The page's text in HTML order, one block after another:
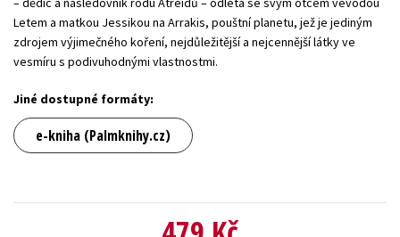
Letem a matkou Jessikou na Arrakis, pouštní planetu, jež je jediným
zdrojem výjimečného koření, nejdůležitější a nejcennější látky ve
vesmíru s podivuhodnými vlastnostmi.
Jiné dostupné formáty:
e-kniha (Palmknihy.cz)